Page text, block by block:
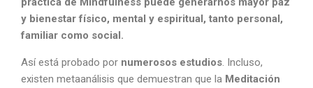
y bienestar físico, mental y espiritual, tanto personal,
familiar como social.
Así está probado por numerosos estudios. Incluso,
existen metaanálisis que demuestran que la Meditación